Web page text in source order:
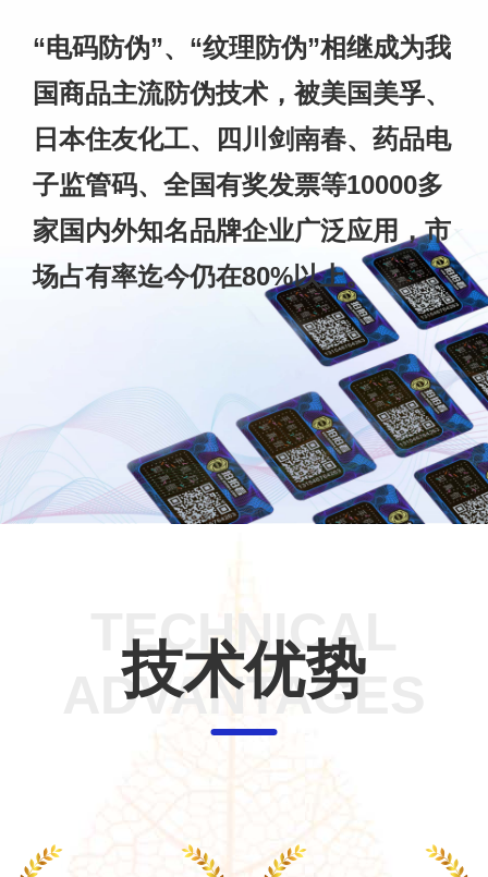
“电码防伪”、“纹理防伪”相继成为我
国商品主流防伪技术，被美国美孚、
日本住友化工、四川剑南春、药品电
子监管码、全国有奖发票等10000多
家国内外知名品牌企业广泛应用，市
场占有率迄今仍在80%以上。
技术优势
TECHNICAL
ADVANTAGES